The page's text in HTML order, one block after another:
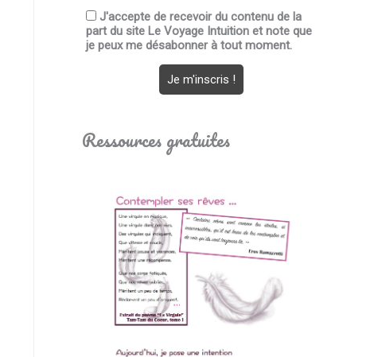
J'accepte de recevoir du contenu de la
part du site Le Voyage Intuition et note que
je peux me désabonner à tout moment.
Ressources gratuites